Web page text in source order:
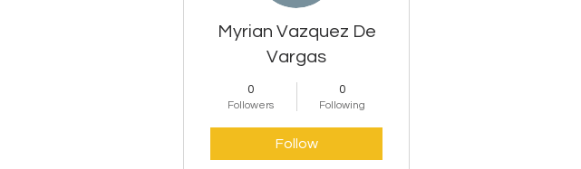
Myrian Vazquez De
Vargas
0
Followers
0
Following
Follow